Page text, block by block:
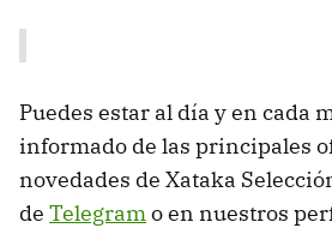
Puedes estar al día y en cada
informado de las principales
novedades de Xataka
de Telegramo en nuestros